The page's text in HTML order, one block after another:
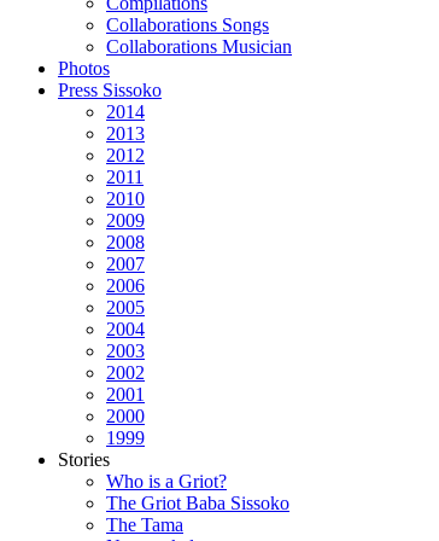
Collaborations Songs
Collaborations Musician
Photos
Press Sissoko
2014
2013
2012
2011
2010
2009
2008
2007
2006
2005
2004
2003
2002
2001
2000
1999
Stories
Who is a Griot?
The Griot Baba Sissoko
The Tama